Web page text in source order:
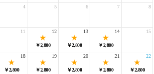
4 5 6 7 8
11
￥2,800
12
￥2,800
13
￥2,800
14 15
￥2,800
18
￥2,800
19
￥2,800
20
￥2,800
21
￥2,800
22